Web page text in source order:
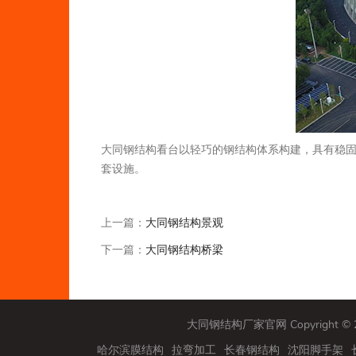
大同钢结构看台以轻巧的钢结构体系构建，具有稳
套设施。
上一篇： 大同钢结构景观
下一篇： 大同钢结构桥梁
大同钢结构厂家官网 Copyright
哈尔滨膜结构 拉弯加工 长春钢结构 沈阳脚手架